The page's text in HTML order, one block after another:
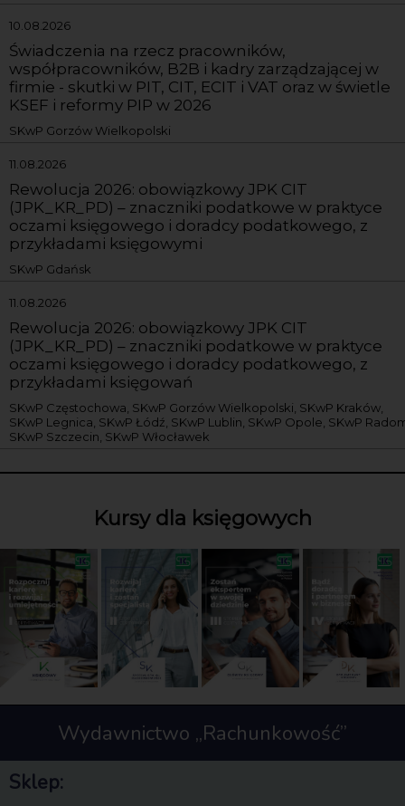
10.08.2026
Świadczenia na rzecz pracowników,
współpracowników, B2B i kadry zarządzającej w
firmie - skutki w PIT, CIT, ECIT i VAT oraz w świetle
KSEF i reformy PIP w 2026
SKwP Gorzów Wielkopolski
11.08.2026
Rewolucja 2026: obowiązkowy JPK CIT
(JPK_KR_PD) – znaczniki podatkowe w praktyce
oczami księgowego i doradcy podatkowego, z
przykładami księgowymi
SKwP Gdańsk
11.08.2026
Rewolucja 2026: obowiązkowy JPK CIT
(JPK_KR_PD) – znaczniki podatkowe w praktyce
oczami księgowego i doradcy podatkowego, z
przykładami księgowań
SKwP Częstochowa, SKwP Gorzów Wielkopolski, SKwP Kraków,
SKwP Legnica, SKwP Łódź, SKwP Lublin, SKwP Opole, SKwP
SKwP Szczecin, SKwP Włocławek
Kursy dla księgowych
Wydawnictwo „Rachunkowość”
Sklep: